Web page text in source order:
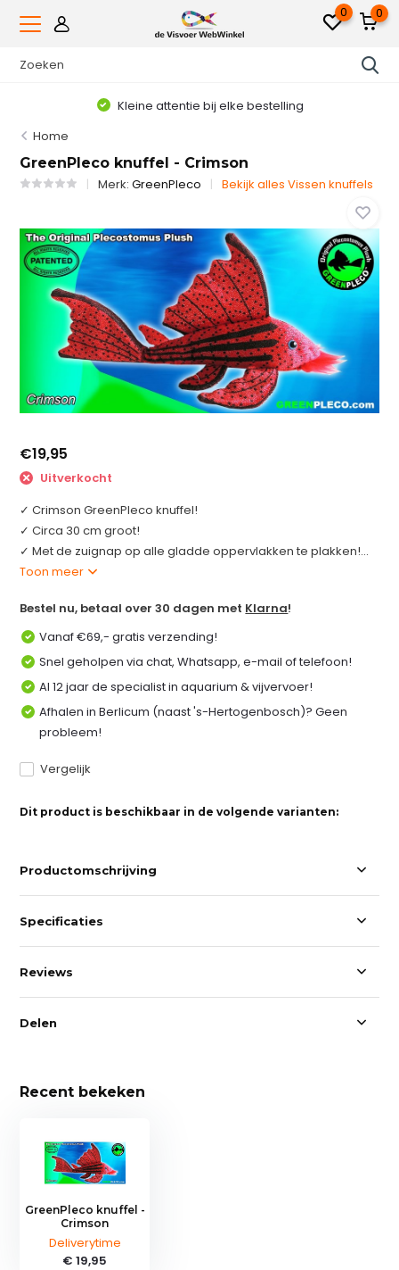
0 0
Kleine attentie bij elke bestelling
Home
GreenPleco knuffel - Crimson
Merk:GreenPleco Bekijk alles Vissen knuffels
€19,95
Uitverkocht
✓ Crimson GreenPleco knuffel!
✓ Circa 30 cm groot!
✓ Met de zuignap op alle gladde oppervlakken te plakken!...
Toon meer
Bestel nu, betaal over 30 dagen met Klarna!
Vanaf €69,- gratis verzending!
Snel geholpen via chat, Whatsapp, e-mail of telefoon!
Al 12 jaar de specialist in aquarium & vijvervoer!
Afhalen in Berlicum (naast 's-Hertogenbosch)? Geen
probleem!
Vergelijk
Dit product is beschikbaar in de volgende varianten:
Productomschrijving
Specificaties
Reviews
Delen
Recent bekeken
GreenPleco knuffel -
Crimson
Deliverytime
€ 19,95